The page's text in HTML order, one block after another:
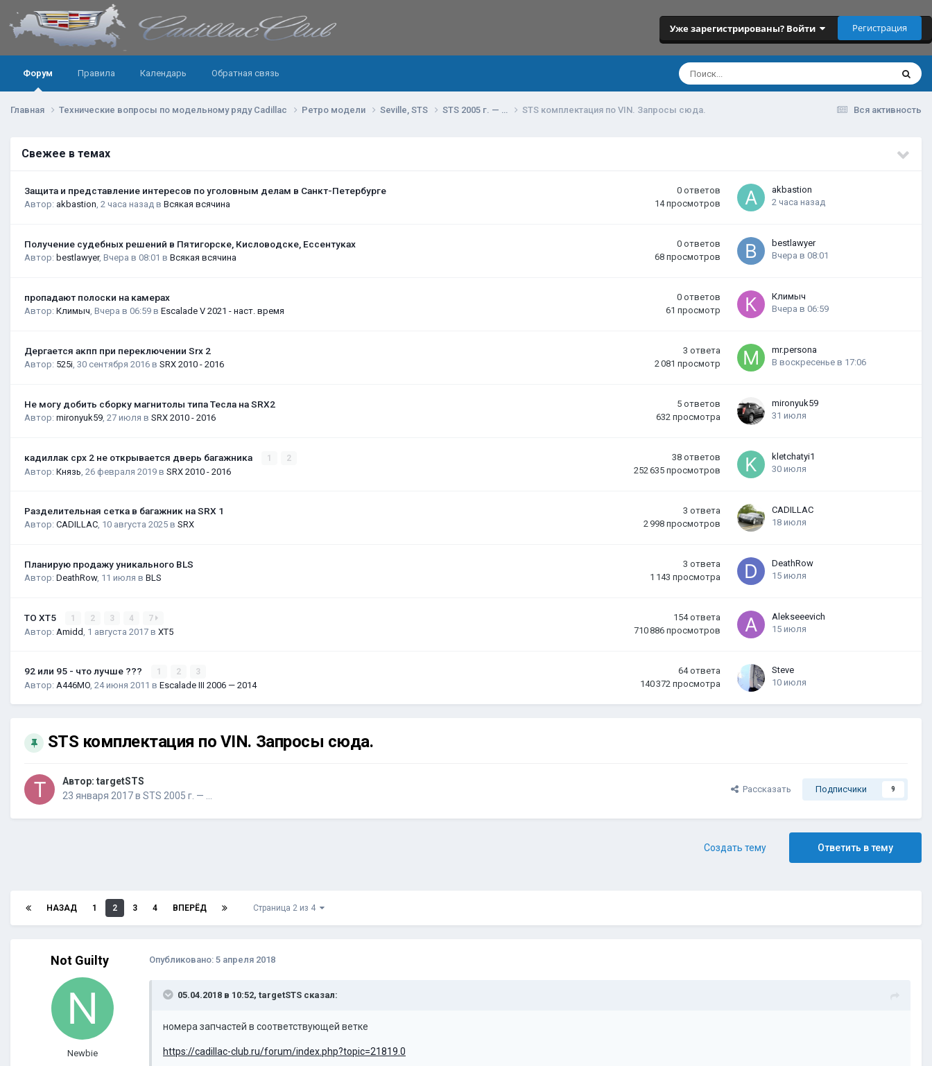
Уже зарегистрированы? Войти Регистрация
Форум Правила Календарь Обратная связь
Вся активность
Главная Технические вопросы по модельному ряду Cadillac Ретро модели Seville, STS STS 2005 г. — … STS комплектация по VIN. Запросы сюда.
Свежее в темах
Защита и представление интересов по уголовным делам в Санкт-Петербурге
Автор: akbastion 2 часа назад в Всякая всячина
0 ответов
14 просмотров
akbastion
2 часа назад
Получение судебных решений в Пятигорске, Кисловодске, Ессентуках
Автор: bestlawyer, Вчера в 08:01 в Всякая всячина
0 ответов
68 просмотров
bestlawyer
Вчера в 08:01
пропадают полоски на камерах
Автор: Климыч Вчера в 06:59 в Escalade V 2021 - наст. время
0 ответов
61 просмотр
Климыч
Вчера в 06:59
Дергается акпп при переключении Srx 2
Автор: 525i 30 сентября 2016 в SRX 2010 - 2016
3 ответа
2 081 просмотр
mr.persona
В воскресенье в 17:06
Не могу добить сборку магнитолы типа Тесла на SRX2
Автор: mironyuk59 27 июля в SRX 2010 - 2016
5 ответов
632 просмотра
mironyuk59
31 июля
кадиллак срх 2 не открывается дверь багажника 1 2
Автор: Князь 26 февраля 2019 в SRX 2010 - 2016
38 ответов
252 635 просмотров
kletchatyi1
30 июля
Разделительная сетка в багажник на SRX 1
Автор: CADILLAC 10 августа 2025 в SRX
3 ответа
2 998 просмотров
CADILLAC
18 июля
Планирую продажу уникального BLS
Автор: DeathRow, 11 июля в BLS
3 ответа
1 143 просмотра
DeathRow
15 июля
ТО XT5 1 2 3 4 7
Автор: Amidd 1 августа 2017 в XT5
154 ответа
710 886 просмотров
Alekseeevich
15 июля
92 или 95 - что лучше ??? 1 2 3
Автор: A446MO 24 июня 2011 в Escalade III 2006 — 2014
64 ответа
140 372 просмотра
Steve
10 июля
STS комплектация по VIN. Запросы сюда.
Автор: targetSTS
23 января 2017в STS 2005 г. — …
Рассказать Подписчики 9
Ответить в тему
Создать тему
НАЗАД 1 2 3 4 ВПЕРЁД Страница 2 из 4
Not Guilty
Newbie
Опубликовано: 5 апреля 2018
05.04.2018 в 10:52, targetSTS сказал:
номера запчастей в соответствующей ветке
https://cadillac-club.ru/forum/index.php?topic=21819.0